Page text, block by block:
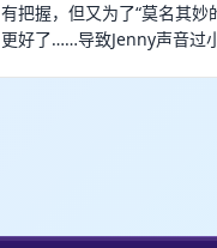
有把握，但又为了“莫名其
更好了……导致Jenny声音过